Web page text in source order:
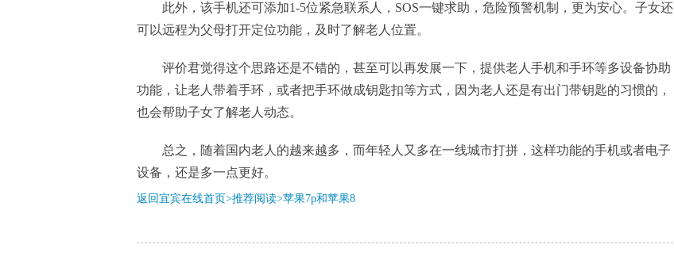
此外，该手机还可添加1-5位紧急联系人，SOS一键求助，危险预警机制，更为安心。子女还
可以远程为父母打开定位功能，及时了解老人位置。
评价君觉得这个思路还是不错的，甚至可以再发展一下，提供老人手机和手环等多设备协助
功能，让老人带着手环，或者把手环做成钥匙扣等方式，因为老人还是有出门带钥匙的习惯的，
也会帮助子女了解老人动态。
总之，随着国内老人的越来越多，而年轻人又多在一线城市打拼，这样功能的手机或者电子
设备，还是多一点更好。
返回宜宾在线首页>推荐阅读>苹果7p和苹果8